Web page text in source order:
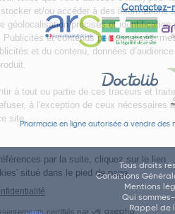
Contactez-
Pharmacie en ligne autorisée à vendre des
Tous droits
Conditions
Mentions
Qui
Rappel de